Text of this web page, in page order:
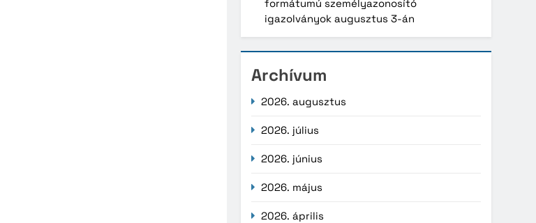
formátumú személyazonosító
igazolványok augusztus 3-án
Archívum
2026. augusztus
2026. július
2026. június
2026. május
2026. április